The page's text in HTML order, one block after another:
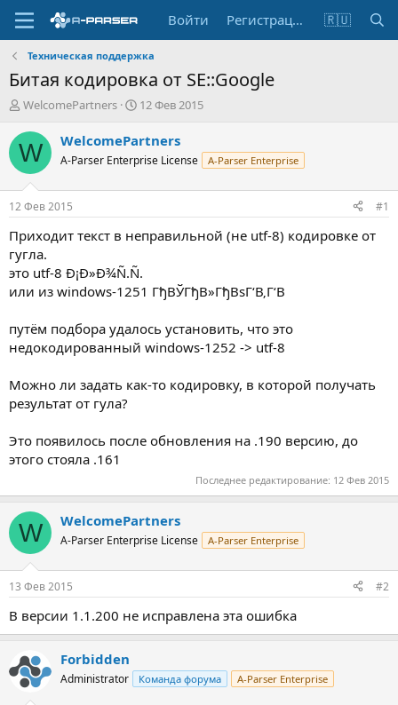
Войти Регистрация 🇷🇺
Техническая поддержка
Битая кодировка от SE::Google
А
т
о
т
е
м
ы
WelcomePartners
Д
т
н
а
л
12 Фев 2015
W WelcomePartners
A-Parser Enterprise License A-Parser Enterprise
12 Фев 2015 #1
Приходит текст в неправильной (не utf-8) кодировке от
гугла.
это utf-8 Ð¡Ð»Ð¾Ñ.Ñ.
или из windows-1251 ГђВЎГђВ»ГђВѕГ‘В‚Г‘В
путём подбора удалось установить, что это
недокодированный windows-1252 -> utf-8
Можно ли задать как-то кодировку, в которой получать
результат от гула?
Это появилось после обновления на .190 версию, до
этого стояла .161
Последнее редактирование: 12 Фев 2015
W WelcomePartners
A-Parser Enterprise License A-Parser Enterprise
13 Фев 2015 #2
В версии 1.1.200 не исправлена эта ошибка
Forbidden
Administrator Команда форума A-Parser Enterprise